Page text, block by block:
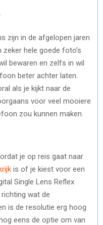
zijn in de afgelopen jaren
hele goede foto’s
bewaren en zelfs in wil
beter achter laten.
als je kijkt naar de
voor veel mooiere
zou kunnen maken.
je op reis gaat naar
is of je kiest voor een
Single Lens Reflex
richting wat de
is de resolutie erg hoog
eens de optie om van